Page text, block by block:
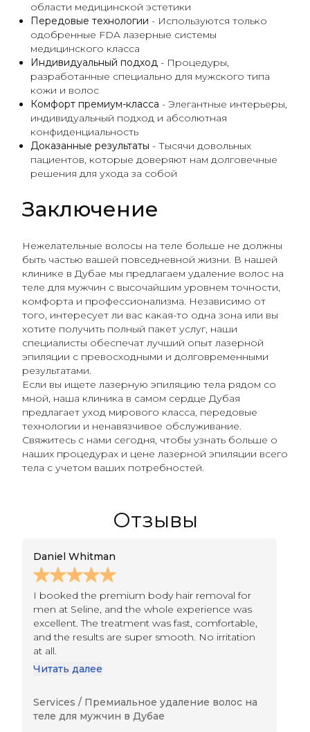
области медицинской эстетики
Передовые технологии - Используются только
одобренные FDA лазерные системы
медицинского класса
Индивидуальный подход - Процедуры,
разработанные специально для мужского типа
кожи и волос
Комфорт премиум-класса - Элегантные интерьеры,
индивидуальный подход и абсолютная
конфиденциальность
Доказанные результаты - Тысячи довольных
пациентов, которые доверяют нам долговечные
решения для ухода за собой
Заключение
Нежелательные волосы на теле больше не должны
быть частью вашей повседневной жизни. В нашей
клинике в Дубае мы предлагаем удаление волос на
теле для мужчин с высочайшим уровнем точности,
комфорта и профессионализма. Независимо от
того, интересует ли вас какая-то одна зона или вы
хотите получить полный пакет услуг, наши
специалисты обеспечат лучший опыт лазерной
эпиляции с превосходными и долговременными
результатами.
Если вы ищете лазерную эпиляцию тела рядом со
мной, наша клиника в самом сердце Дубая
предлагает уход мирового класса, передовые
технологии и ненавязчивое обслуживание.
Свяжитесь с нами сегодня, чтобы узнать больше о
наших процедурах и цене лазерной эпиляции всего
тела с учетом ваших потребностей.
Отзывы
Daniel Whitman
I booked the premium body hair removal for
men at Seline, and the whole experience was
excellent. The treatment was fast, comfortable,
and the results are super smooth. No irritation
at all.
Читать далее
Services / Премиальное удаление волос на
теле для мужчин в Дубае